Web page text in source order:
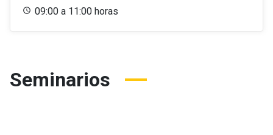
09:00 a 11:00 horas
Seminarios